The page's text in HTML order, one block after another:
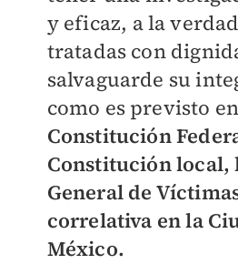
y eficaz, a la
tratadas con
salvaguarde su
como es previsto
Constitución
Constitución local,
General de
correlativa en la
México.